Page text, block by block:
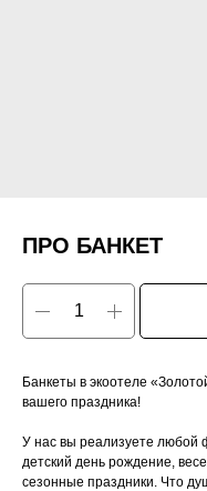
ПРО БАНКЕТ
Банкеты в экоотеле
вашего праздника!
У нас вы реализуете любой
детский день рождение,
сезонные праздники. Что